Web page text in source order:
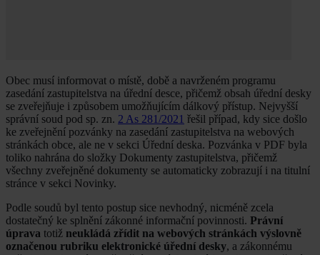
Obec musí informovat o místě, době a navrženém programu
zasedání zastupitelstva na úřední desce, přičemž obsah úřední desky
se zveřejňuje i způsobem umožňujícím dálkový přístup. Nejvyšší
správní soud pod sp. zn. 2 As 281/2021 řešil případ, kdy sice došlo
ke zveřejnění pozvánky na zasedání zastupitelstva na webových
stránkách obce, ale ne v sekci Úřední deska. Pozvánka v PDF byla
toliko nahrána do složky Dokumenty zastupitelstva, přičemž
všechny zveřejněné dokumenty se automaticky zobrazují i na titulní
stránce v sekci Novinky.
Podle soudů byl tento postup sice nevhodný, nicméně zcela
dostatečný ke splnění zákonné informační povinnosti. Právní
úprava totiž neukládá zřídit na webových stránkách výslovně
označenou rubriku elektronické úřední desky, a zákonnému